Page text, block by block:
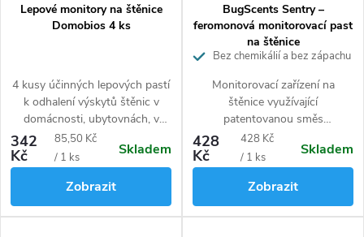
Lepové monitory na štěnice
Domobios 4 ks
4 kusy účinných lepových pastí
k odhalení výskytů štěnic v
domácnosti, ubytovnách, v
hotelech a jiných vnitřních
prostorech.
342
Kč
Měrná
cena:
85,50 Kč
/ 1 ks
Skladem
Zobrazit
BugScents Sentry –
feromonová monitorovací past
na štěnice
Bez chemikálií a bez zápachu
Monitorovací zařízení na
štěnice využívající
patentovanou směs
syntetických feromonů pro
dlouhodobou a včasnou detekci
výskytu. Přitahuje samce,
samice i nymfy.
428
Kč
Měrná
cena:
428 Kč
/ 1 ks
Skladem
Zobrazit